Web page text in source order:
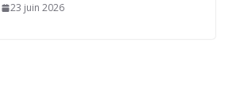
23 juin 2026